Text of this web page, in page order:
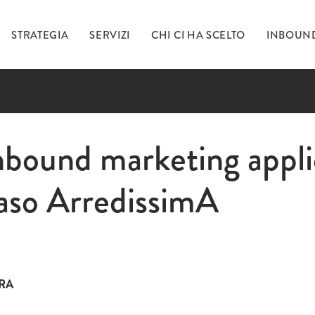
STRATEGIA SERVIZI CHI CI HA SCELTO
Ti
marketing
ArredissimA